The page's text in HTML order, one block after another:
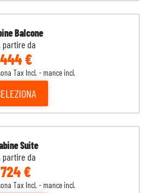
Balcone
partire da
444 €
Tax Incl. - mance incl.
Suite
partire da
724 €
Tax Incl. - mance incl.